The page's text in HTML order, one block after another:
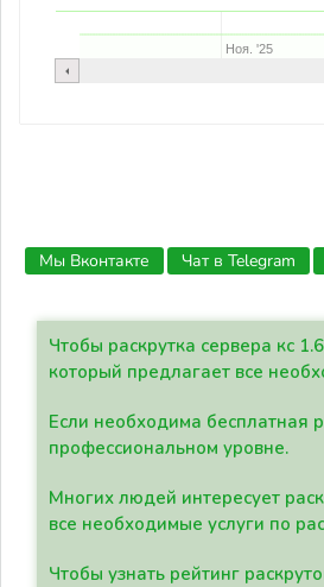
Ноя. '25
Мы Вконтакте Чат в Telegram
Чтобы раскрутка сервера кс
который предлагает все
Если необходима бесплатная
профессиональном уровне.
Многих людей интересует
все необходимые услуги по
Чтобы узнать рейтинг